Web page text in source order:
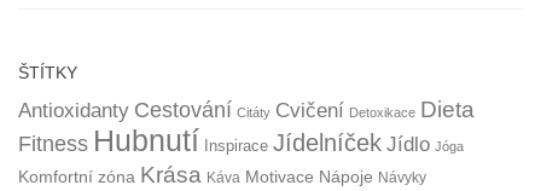
ŠTÍTKY
Antioxidanty Cestování Citáty Cvičení Detoxikace Dieta
Fitness Hubnutí Inspirace Jídelníček Jídlo Jóga
Komfortní zóna Krása Káva Motivace Nápoje Návyky